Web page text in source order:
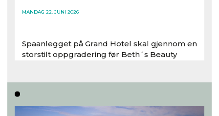
MANDAG 22. JUNI 2026
Spaanlegget på Grand Hotel skal gjennom en
storstilt oppgradering før Beth´s Beauty
Les hele artikkelen